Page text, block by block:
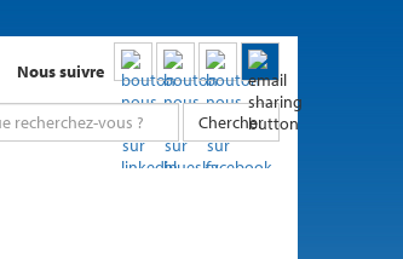
Nous suivre
Chercher